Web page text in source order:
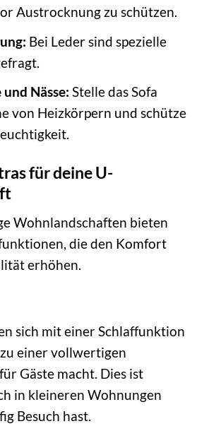
Austrocknung zu schützen.
Bei Leder sind spezielle
Nässe: Stelle das Sofa
von Heizkörpern und schütze
für deine U-
Wohnlandschaften bieten
die den Komfort
erhöhen.
sich mit einer Schlaffunktion
einer vollwertigen
Gäste macht. Dies ist
in kleineren Wohnungen
Besuch hast.